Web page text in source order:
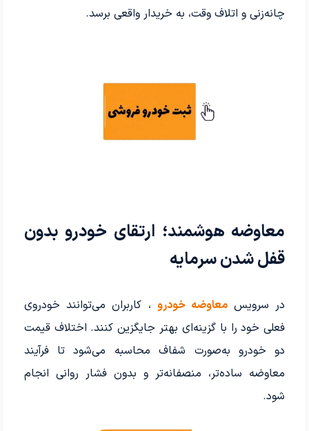
چانه‌زنی و اتلاف وقت، به خریدار واقعی برسد.
معاوضه هوشمند؛ ارتقای خودرو بدون
قفل شدن سرمایه
در سرویسمعاوضه خودرو ، کاربران می‌توانند خودروی
فعلی خود را با گزینه‌ای بهتر جایگزین کنند. اختلاف قیمت
دو خودرو به‌صورت شفاف محاسبه می‌شود تا فرآیند
معاوضه ساده‌تر، منصفانه‌تر و بدون فشار روانی انجام
شود.